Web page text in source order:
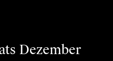
Dezember